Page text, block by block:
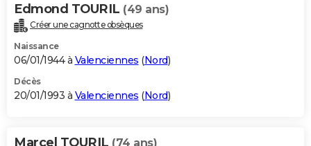
Edmond TOURIL (49 ans)
Créer une cagnotte obsèques
Naissance
06/01/1944 à Valenciennes (Nord)
Décès
20/01/1993 à Valenciennes (Nord)
Marcel TOURIL (74 ans)